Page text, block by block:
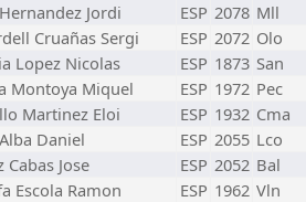
Jordi ESP 2078 Mll
Cruañas Sergi ESP 2072 Olo
Lopez Nicolas ESP 1873 San
Montoya Miquel ESP 1972 Pec
Martinez Eloi ESP 1932 Cma
Daniel ESP 2055 Lco
Cabas Jose ESP 2052 Bal
Escola Ramon ESP 1962 Vln